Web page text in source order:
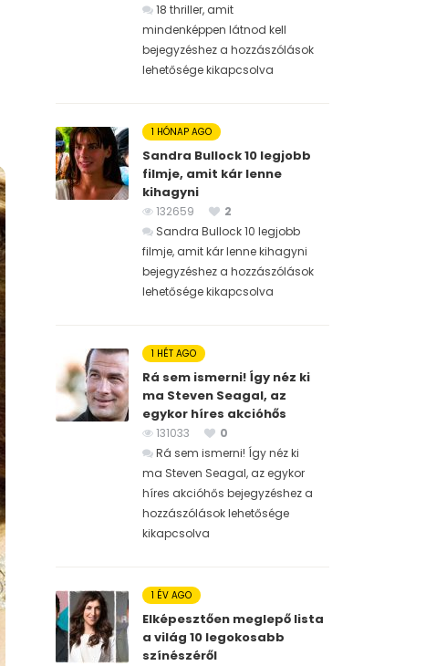
18 thriller, amit
mindenképpen látnod kell
bejegyzéshez a hozzászólások
lehetősége kikapcsolva
1 HÓNAP AGO
Sandra Bullock 10 legjobb
filmje, amit kár lenne
kihagyni
132659
2
Sandra Bullock 10 legjobb
filmje, amit kár lenne kihagyni
bejegyzéshez a hozzászólások
lehetősége kikapcsolva
1 HÉT AGO
Rá sem ismerni! Így néz ki
ma Steven Seagal, az
egykor híres akcióhős
131033
0
Rá sem ismerni! Így néz ki
ma Steven Seagal, az egykor
híres akcióhős bejegyzéshez a
hozzászólások lehetősége
kikapcsolva
1 ÉV AGO
Elképesztően meglepő lista
a világ 10 legokosabb
színészéről